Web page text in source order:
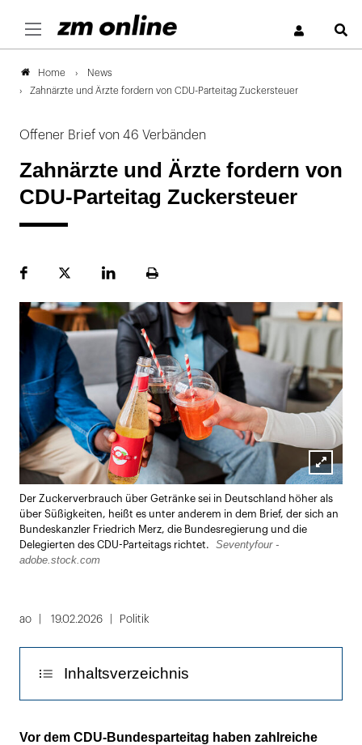
Home
News
Zahnärzte und Ärzte fordern von CDU-Parteitag Zuckersteuer
Offener Brief von 46 Verbänden
Zahnärzte und Ärzte fordern von
CDU-Parteitag Zuckersteuer
FacebookPlattformLinekdInSeite
Lightbox
öffnen
Der Zuckerverbrauch über Getränke sei in Deutschland höher als
über Süßigkeiten, heißt es unter anderem in dem Brief, der sich an
Bundeskanzler Friedrich Merz, die Bundesregierung und die
Delegierten des CDU-Parteitags richtet.
Seventyfour -
adobe.stock.com
ao 19.02.2026 Politik
Inhaltsverzeichnis
Limonaden bilden eine Hauptquelle des
Vor dem CDU-Bundesparteitag haben zahlreiche